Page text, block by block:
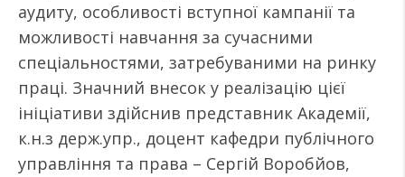
аудиту, особливості вступної кампанії та
можливості навчання за сучасними
спеціальностями, затребуваними на ринку
праці. Значний внесок у реалізацію цієї
ініціативи здійснив представник Академії,
к.н.з держ.упр., доцент кафедри публічного
управління та права – Сергій Воробйов,